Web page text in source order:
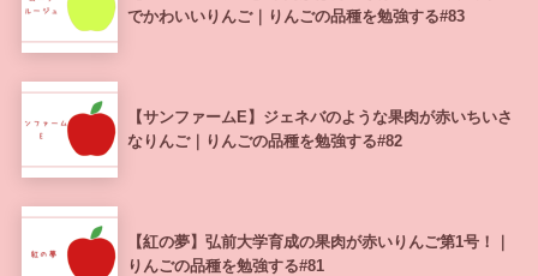
でかわいいりんご｜りんごの品種を勉強する#83
【サンファームE】ジェネバのような果肉が赤いちいさ
なりんご｜りんごの品種を勉強する#82
【紅の夢】弘前大学育成の果肉が赤いりんご第1号！｜
りんごの品種を勉強する#81